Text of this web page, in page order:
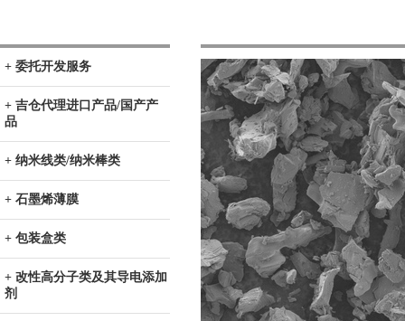
+ 委托开发服务
+ 吉仓代理进口产品/国产产
品
+ 纳米线类/纳米棒类
+ 石墨烯薄膜
+ 包装盒类
+ 改性高分子类及其导电添加
剂